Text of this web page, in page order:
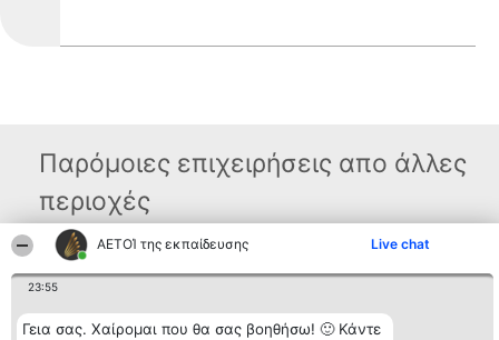
ΑΕΤΟΊ της εκπαίδευσης Live chat
23:55
Γεια σας. Χαίρομαι που θα σας βοηθήσω! 🙂 Κάντε
Παρόμοιες επιχειρήσεις απο άλλες
περιοχές
Διοργανωτής της
κατάταξης
Μονοπρόσωπη ΙΚΕ
Κατάταξη
των
Επικοινωνία